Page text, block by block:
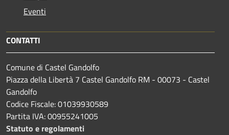
Eventi
CONTATTI
Comune di Castel Gandolfo
Piazza della Libertà 7 Castel Gandolfo RM - 00073 - Castel
Gandolfo
Codice Fiscale: 01039930589
Partita IVA: 00955241005
Statuto e regolamenti